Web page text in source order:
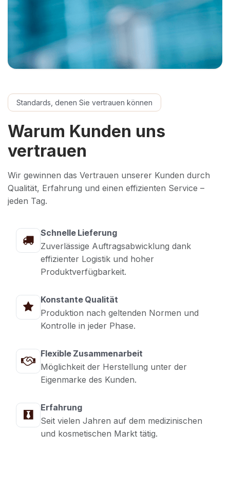
Standards, denen Sie vertrauen können
Warum Kunden uns
vertrauen
Wir gewinnen das Vertrauen unserer Kunden durch
Qualität, Erfahrung und einen effizienten Service –
jeden Tag.
Schnelle Lieferung
Zuverlässige Auftragsabwicklung dank
effizienter Logistik und hoher
Produktverfügbarkeit.
Konstante Qualität
Produktion nach geltenden Normen und
Kontrolle in jeder Phase.
Flexible Zusammenarbeit
Möglichkeit der Herstellung unter der
Eigenmarke des Kunden.
Erfahrung
Seit vielen Jahren auf dem medizinischen
und kosmetischen Markt tätig.